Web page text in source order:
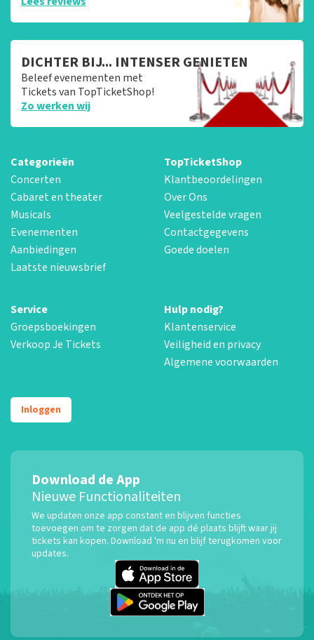
DICHTER BIJ... INTENSER GENIETEN
Beleef evenementen met
Tickets van TopTicketShop!
Zo werken wij
Categorieën
Concerten
Cabaret en theater
Musicals
Evenementen
Aanbiedingen
Laatste nieuwsbrief
TopTicketShop
Klantbeoordelingen
Over Ons
Veelgestelde vragen
Contactgegevens
Goede doelen
Service
Groepsboekingen
Verkoop Je Tickets
Hulp nodig?
Klantenservice
Veiligheid en privacy
Algemene voorwaarden
Inloggen
Download de App
Nieuwe Functionaliteiten
We updaten onze app constant en blijven functies
toevoegen om te zorgen dat de app dé plaats blijft waar jij
tickets kan kopen. Download 'm nu en blijf terugkomen voor
updates.